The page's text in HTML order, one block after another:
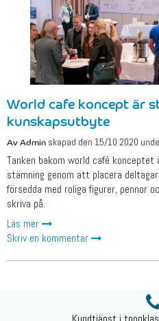
World cafe koncept är
kunskapsutbyte
AvAdmin skapad den 15/10 2020
Tanken bakom world café konceptet
stämning genom att placera
försedda med roliga figurer, pennor
skriva på.
Läs mer
Skriv en kommentar